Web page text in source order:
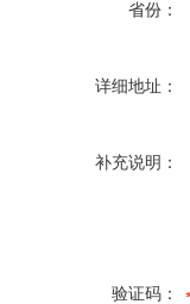
省份：
详细地址：
补充说明：
验证码：